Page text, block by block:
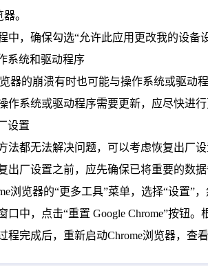
。
中，确保勾选“允许此应用更改我的设备
系统和驱动程序
器的崩溃有时也可能与操作系统或驱动
作系统或驱动程序需要更新，应尽快进
设置
法都无法解决问题，可以考虑恢复出厂
出厂设置之前，应先确保已将重要的数
浏览器的“更多工具”菜单，选择“设置”，
口中，点击“重置 Google Chrome”按钮
程完成后，重新启动Chrome浏览器，查